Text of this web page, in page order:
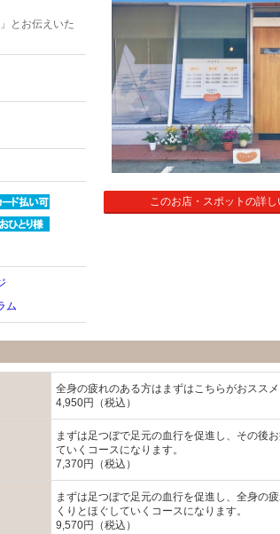
とお伝えいた
ム
このお店・スポットの詳
全身の疲れのある方はまずはこちらがおススメ
4,950円（税込）
まずは足つぼで足元の血行を促進し、その後
ていくコースになります。
7,370円（税込）
まずは足つぼで足元の血行を促進し、全身の
くりとほぐしていくコースになります。
9,570円（税込）